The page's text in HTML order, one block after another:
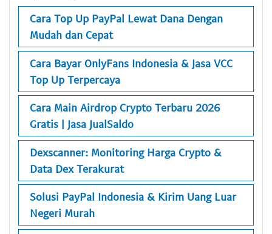
Cara Top Up PayPal Lewat Dana Dengan
Mudah dan Cepat
Cara Bayar OnlyFans Indonesia & Jasa VCC
Top Up Terpercaya
Cara Main Airdrop Crypto Terbaru 2026
Gratis | Jasa JualSaldo
Dexscanner: Monitoring Harga Crypto &
Data Dex Terakurat
Solusi PayPal Indonesia & Kirim Uang Luar
Negeri Murah